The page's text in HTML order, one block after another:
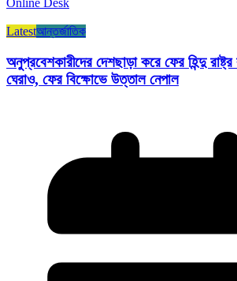
Online Desk
Latestআন্তর্জাতিক
অনুপ্রবেশকারীদের দেশছাড়া করে ফের হিন্দু
ঘেরাও, ফের বিক্ষোভে উত্তাল নেপাল